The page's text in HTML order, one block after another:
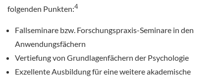
folgenden Punkten:4
Fallseminare bzw. Forschungspraxis-Seminare in den
Anwendungsfächern
Vertiefung von Grundlagenfächern der Psychologie
Exzellente Ausbildung für eine weitere akademische